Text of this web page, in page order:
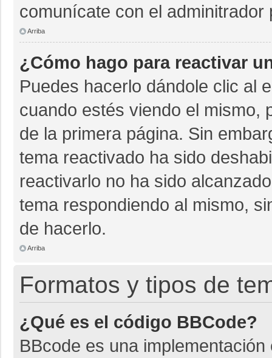
comunícate con el
Arriba
¿Cómo hago para reactivar
Puedes hacerlo dándole clic al
cuando estés viendo el mismo,
de la primera página. Sin
tema reactivado ha sido
reactivarlo no ha sido
tema respondiendo al mismo,
de hacerlo.
Arriba
Formatos y tipos de
¿Qué es el código BBCode?
BBcode es una